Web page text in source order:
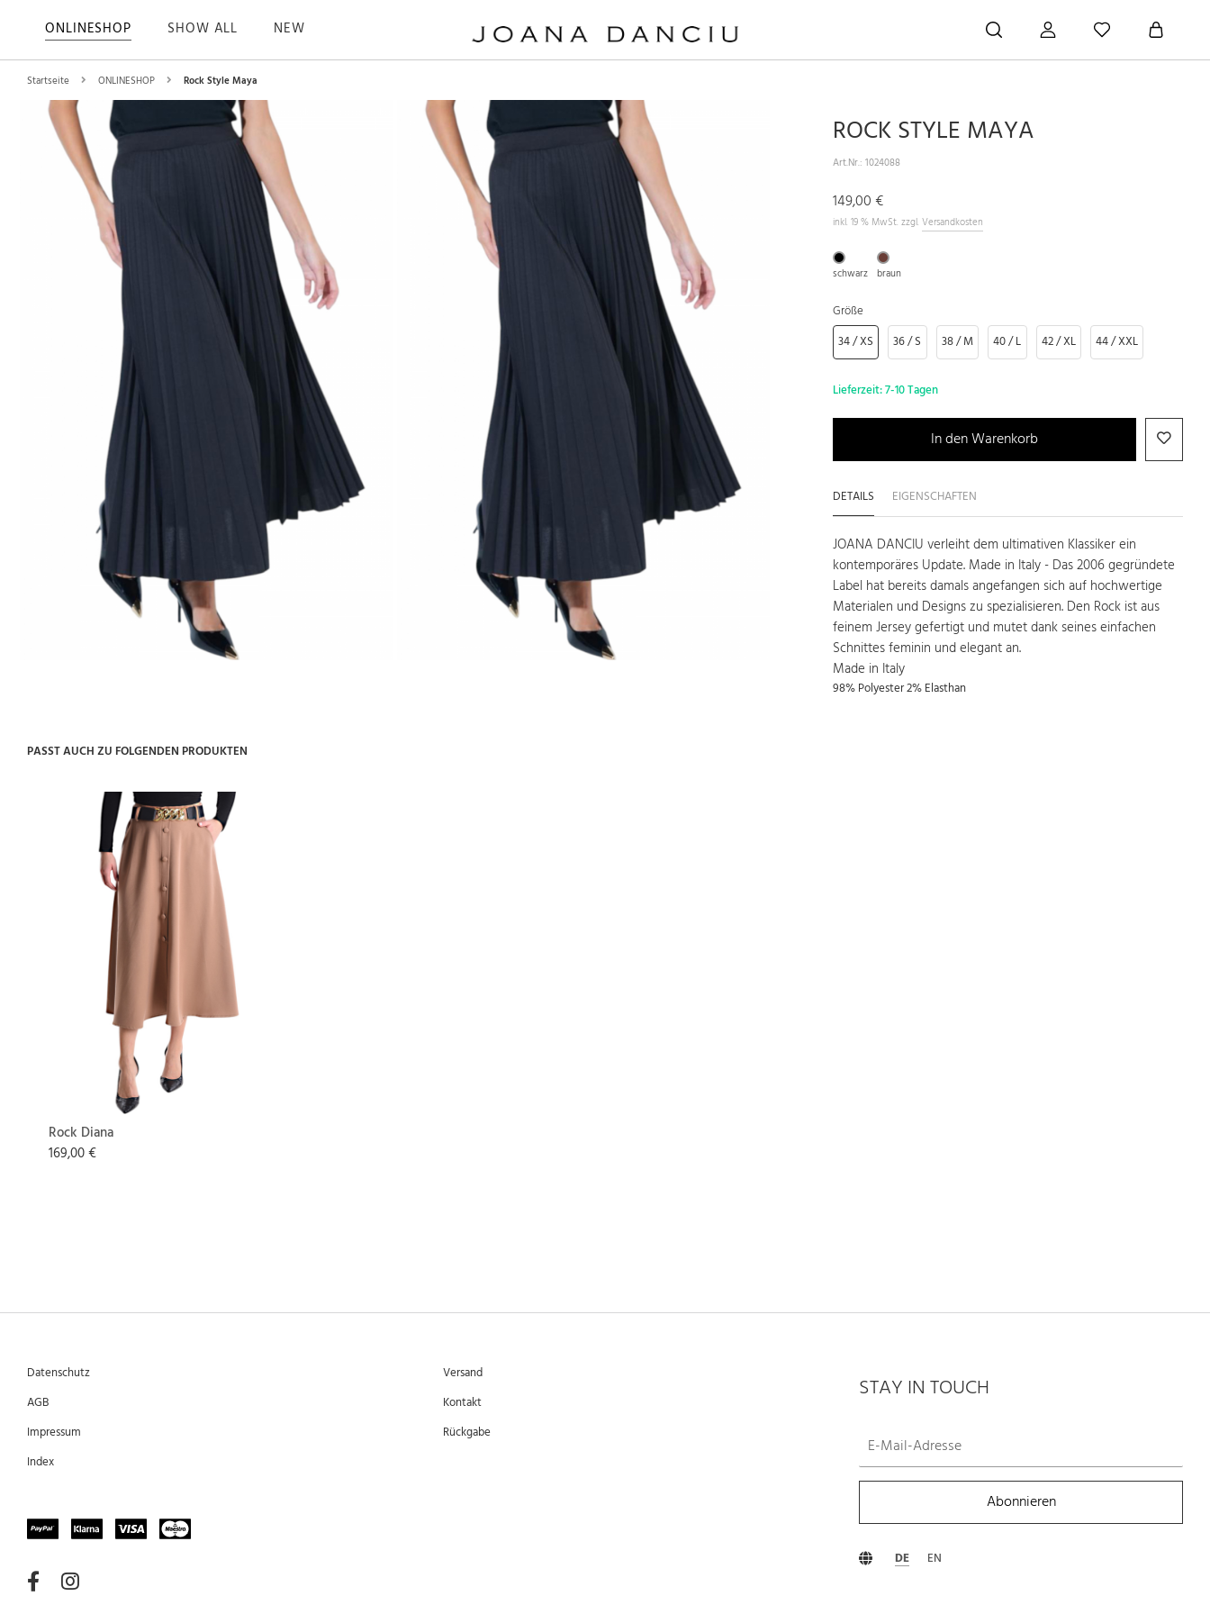
ONLINESHOP SHOW ALL NEW
Startseite ONLINESHOP Rock Style Maya
ROCK STYLE MAYA
Art.Nr.: 1024088
149,00 €
inkl. 19 % MwSt. zzgl. Versandkosten
schwarz braun
Größe
34 / XS
36 / S 38 / M 40 / L 42 / XL 44 / XXL
Lieferzeit:7-10 Tagen
In den Warenkorb
DETAILS EIGENSCHAFTEN
JOANA DANCIU verleiht dem ultimativen Klassiker ein
kontemporäres Update. Made in Italy - Das 2006 gegründete
Label hat bereits damals angefangen sich auf hochwertige
Materialen und Designs zu spezialisieren. Den Rock ist aus
feinem Jersey gefertigt und mutet dank seines einfachen
Schnittes feminin und elegant an.
Made in Italy
98% Polyester 2% Elasthan
PASST AUCH ZU FOLGENDEN PRODUKTEN
Rock Diana
169,00 €
Datenschutz
AGB
Impressum
Index
Versand
Kontakt
Rückgabe
STAY IN TOUCH
Abonnieren
DE EN